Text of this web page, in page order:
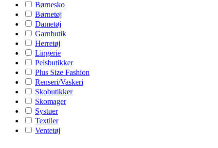
Børnesko
Børnetøj
Dametøj
Garnbutik
Herretøj
Lingerie
Pelsbutikker
Plus Size Fashion
Renseri/Vaskeri
Skobutikker
Skomager
Systuer
Textiler
Ventetøj